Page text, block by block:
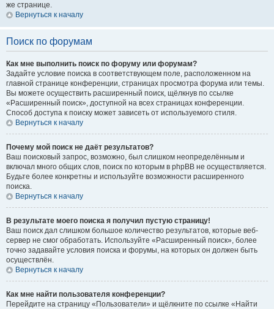
же странице.
Вернуться к началу
Поиск по форумам
Как мне выполнить поиск по форуму или форумам?
Задайте условие поиска в соответствующем поле, расположенном на
главной странице конференции, страницах просмотра форума или темы.
Вы можете осуществить расширенный поиск, щёлкнув по ссылке
«Расширенный поиск», доступной на всех страницах конференции.
Способ доступа к поиску может зависеть от используемого стиля.
Вернуться к началу
Почему мой поиск не даёт результатов?
Ваш поисковый запрос, возможно, был слишком неопределённым и
включал много общих слов, поиск по которым в phpBB не осуществляется.
Будьте более конкретны и используйте возможности расширенного
поиска.
Вернуться к началу
В результате моего поиска я получил пустую страницу!
Ваш поиск дал слишком большое количество результатов, которые веб-
сервер не смог обработать. Используйте «Расширенный поиск», более
точно задавайте условия поиска и форумы, на которых он должен быть
осуществлён.
Вернуться к началу
Как мне найти пользователя конференции?
Перейдите на страницу «Пользователи» и щёлкните по ссылке «Найти